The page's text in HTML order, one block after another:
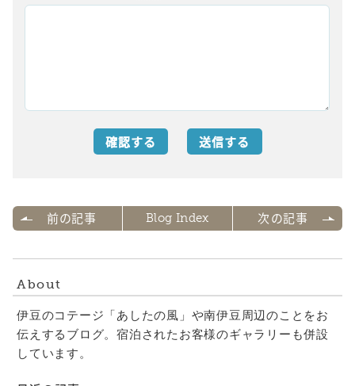
前の記事 Blog Index 次の記事
About
伊豆のコテージ「あしたの風」や南伊豆周辺のことをお
伝えするブログ。宿泊されたお客様のギャラリーも併設
しています。